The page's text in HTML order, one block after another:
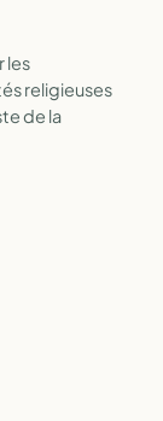
les
religieuses
de la